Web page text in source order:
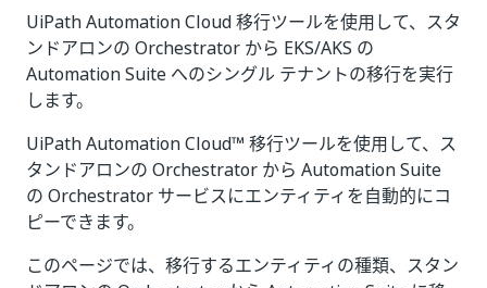
UiPath Automation Cloud 移行ツールを使用して、スタ
ンドアロンの Orchestrator から EKS/AKS の
Automation Suite へのシングル テナントの移行を実行
します。
UiPath Automation Cloud™ 移行ツールを使用して、ス
タンドアロンの Orchestrator から Automation Suite
の Orchestrator サービスにエンティティを自動的にコ
ピーできます。
このページでは、移行するエンティティの種類、スタン